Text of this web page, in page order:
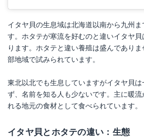
イタヤ貝の生息域は北海道以南から九州ま
す。ホタテが寒流を好むのと違いイタヤ
ります。ホタテと違い養殖は盛んであり
部地域で試みられています。
東北以北でも生息していますがイタヤ貝
ず、名前を知る人も少ないです。主に暖流
れる地元の食材として食べられています。
イタヤ貝とホタテの違い：生態